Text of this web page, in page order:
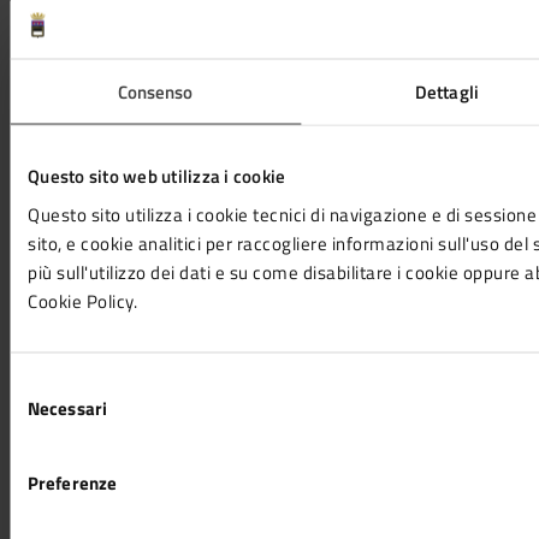
Consenso Dettagli
Questo sito web utilizza i cookie
Questo sito utilizza i cookie tecnici di navigazione e di
sito, e cookie analitici per raccogliere informazioni sull'uso
più sull'utilizzo dei dati e su come disabilitare i cookie oppure
Cookie Policy.
delNecessari
Preferenze
AMMINISTRAZIONE
Organi di governo
Documenti e Dati
Personale amministrativo
CATEGORIE DI SERVIZIO
Anagrafe e stato civile
Cultura e tempo libero